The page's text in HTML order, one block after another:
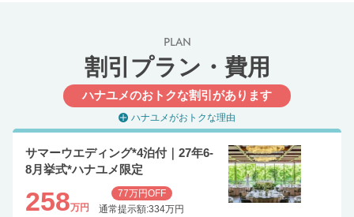
PLAN
割引プラン・費用
ハナユメのおトクな割引があります
ハナユメがおトクな理由
サマーウエディング*4泊付｜27年6-
8月挙式*ハナユメ限定
258万円
77万円OFF
通常提示額:334万円